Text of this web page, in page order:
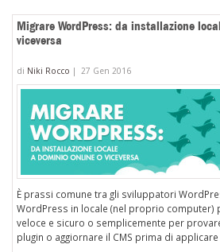
Migrare WordPress: da installazione
viceversa
di Niki Rocco | 27 Gen 2016
È prassi comune tra gli sviluppatori
WordPress in locale (nel proprio computer)
veloce e sicuro o semplicemente per
plugin o aggiornare il CMS prima di